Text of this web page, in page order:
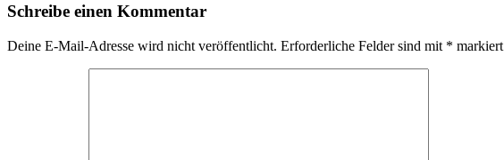
Schreibe einen Kommentar
Deine E-Mail-Adresse wird nicht veröffentlicht. Erforderliche Felder sind mit * markiert